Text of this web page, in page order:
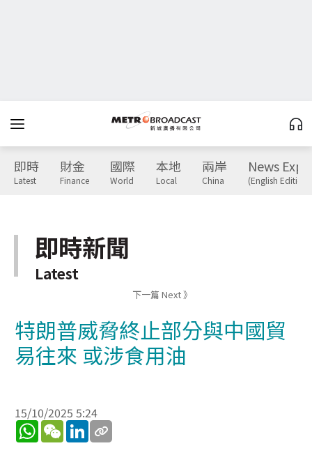
即時
Latest
財金
Finance
國際
World
本地
Local
兩岸
China
News
(English Edition)
即時新聞
Latest
下一篇 Next 》
特朗普威脅終止部分與中國貿
易往來 或涉食用油
15/10/2025 5:24
WhatsApp
WeChatLinkedIn